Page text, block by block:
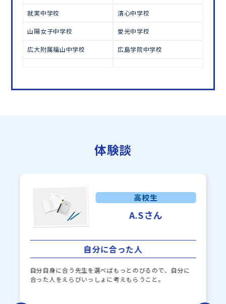
就実中学校 清心中学校
山陽女子中学校 愛光中学校
広大附属福山中学校 広島学院中学校
体験談
高校生
A.Sさん
自分に合った人
自分自身に合う先生を選べばもっとのびるので、自分に
合った人をえらびいっしょに考えもらうこと。